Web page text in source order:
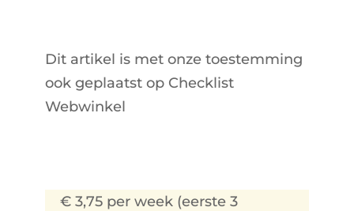
Dit artikel is met onze toestemming
ook geplaatst op Checklist
Webwinkel
€ 3,75 per week (eerste 3